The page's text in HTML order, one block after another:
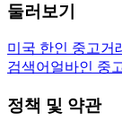
둘러보기
미국 한인 중고거
검색어 얼바인 중
정책 및 약관